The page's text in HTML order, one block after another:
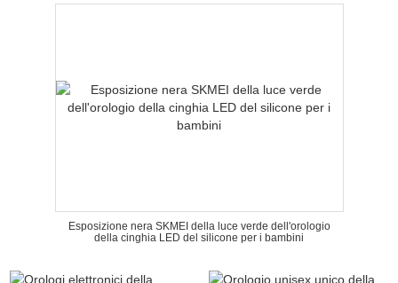
Esposizione nera SKMEI della luce verde dell'orologio
della cinghia LED del silicone per i bambini